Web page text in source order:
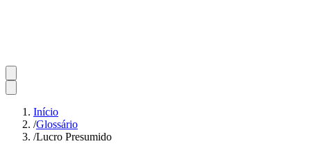
Início
/Glossário
/Lucro Presumido